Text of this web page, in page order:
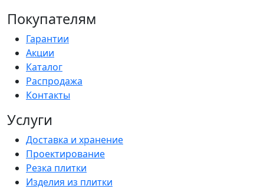
Покупателям
Гарантии
Акции
Каталог
Распродажа
Контакты
Услуги
Доставка и хранение
Проектирование
Резка плитки
Изделия из плитки